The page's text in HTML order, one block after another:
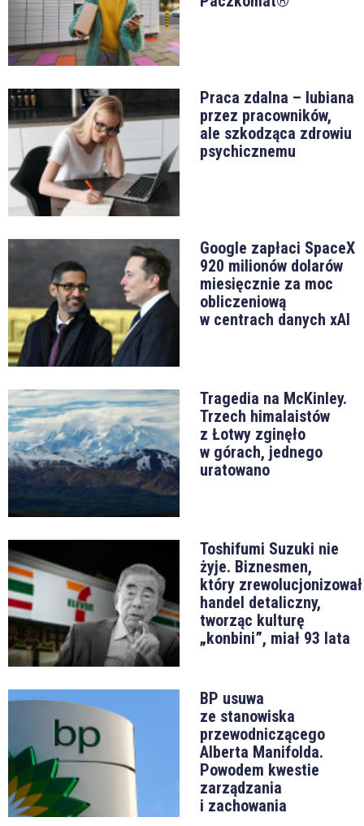
Praca zdalna – lubiana
przez pracowników,
ale szkodząca zdrowiu
psychicznemu
Google zapłaci SpaceX
920 milionów dolarów
miesięcznie za moc
obliczeniową
w centrach danych xAI
Tragedia na McKinley.
Trzech himalaistów
z Łotwy zginęło
w górach, jednego
uratowano
Toshifumi Suzuki nie
żyje. Biznesmen,
który zrewolucjonizował
handel detaliczny,
tworząc kulturę
„konbini”, miał 93 lata
BP usuwa
ze stanowiska
przewodniczącego
Alberta Manifolda.
Powodem kwestie
zarządzania
i zachowania